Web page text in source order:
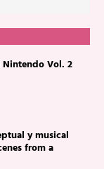
Nintendo Vol. 2
y musical
from a